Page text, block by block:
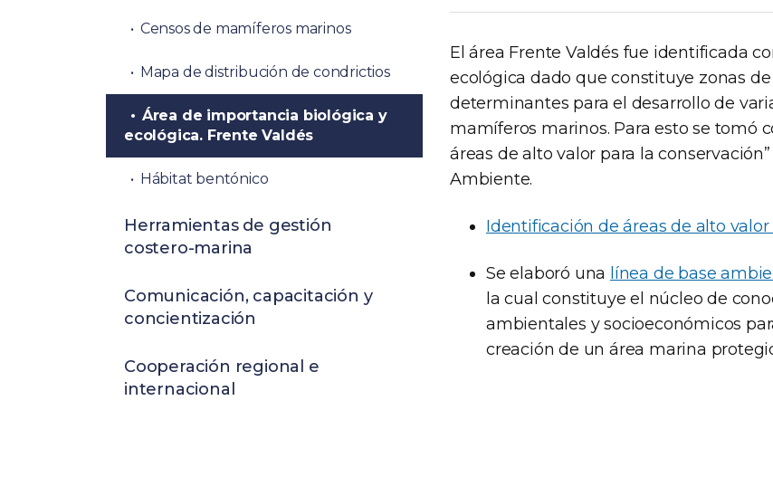
El área Frente Valdés fue identificada
ecológica dado que constituye zonas
determinantes para el desarrollo de
mamíferos marinos. Para esto se tomó
áreas de alto valor para la
Ambiente.
Identificación de áreas de alto
Se elaboró una línea de base
la cual constituye el núcleo de
ambientales y socioeconómicos
creación de un área marina
Censos de mamíferos marinos
Mapa de distribución de condrictios
Área de importancia biológica y
ecológica. Frente Valdés
Hábitat bentónico
Herramientas de gestión
costero-marina
Comunicación, capacitación y
concientización
Cooperación regional e
internacional